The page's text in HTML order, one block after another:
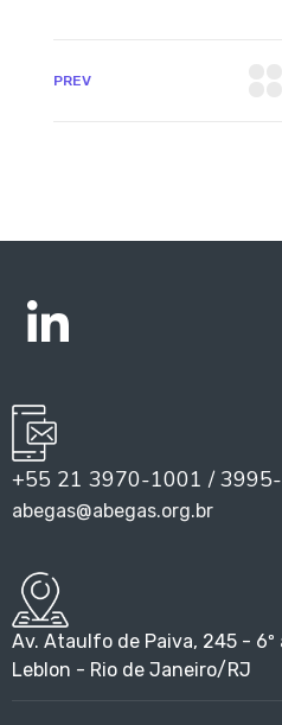
PREV
+55 21 3970-1001 /
abegas@abegas.org.br
Av. Ataulfo de Paiva, 245 -
Leblon - Rio de Janeiro/RJ